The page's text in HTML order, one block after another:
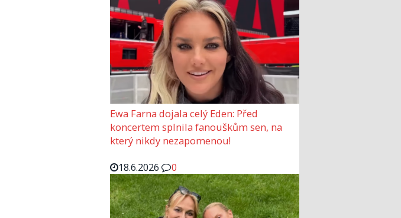
Ewa Farna dojala celý Eden: Před
koncertem splnila fanouškům sen, na
který nikdy nezapomenou!
18.6.2026
0